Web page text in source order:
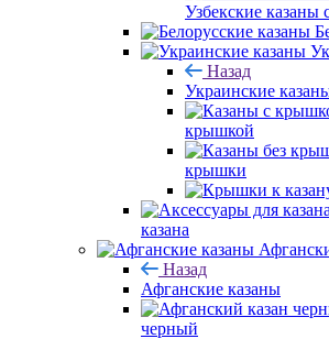
Узбекские
Назад
Украинские
крышкой
крышки
казана
Назад
Афганские казаны
черный